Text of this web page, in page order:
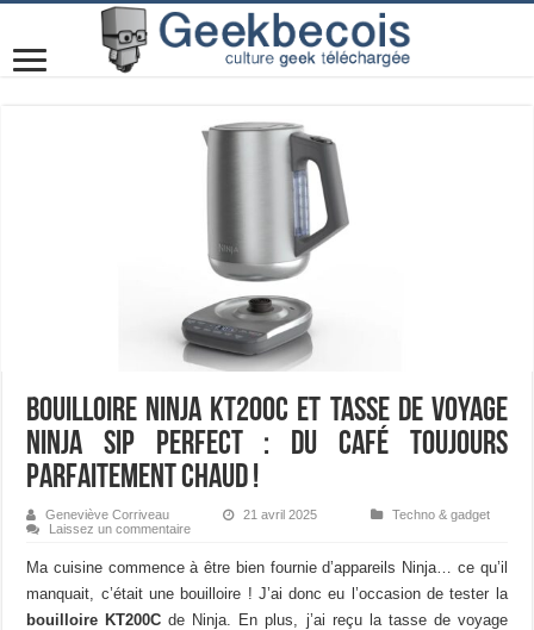
Bouilloire Ninja KT200C et tasse de voyage
Ninja Sip Perfect : du café toujours
parfaitement chaud !
Geneviève Corriveau 21 avril 2025
Techno & gadget
Laissez un commentaire
Ma cuisine commence à être bien fournie d’appareils Ninja… ce qu’il
manquait, c’était une bouilloire ! J’ai donc eu l’occasion de tester la
bouilloire KT200C de Ninja. En plus, j’ai reçu la tasse de voyage